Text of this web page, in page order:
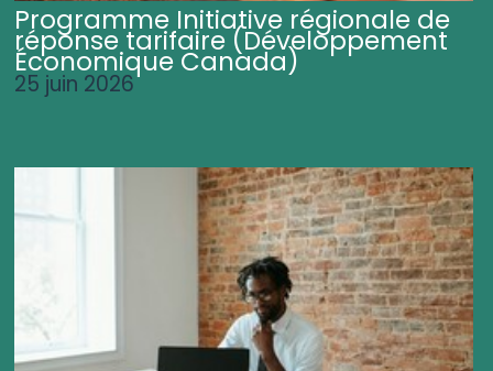
Programme Initiative régionale de
réponse tarifaire (Développement
Économique Canada)
25 juin 2026